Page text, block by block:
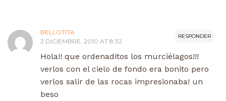
RESPONDER
BELLOTITA
2 DICIEMBRE, 2010 AT 8:32
Hola!! que ordenaditos los murciélagos!!!
verlos con el cielo de fondo era bonito pero
verlos salir de las rocas impresionaba! un
beso